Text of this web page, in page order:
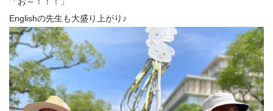
Englishの先生も大盛り上がり♪